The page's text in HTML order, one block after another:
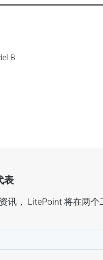
B
表
讯， LitePoint 将在两个